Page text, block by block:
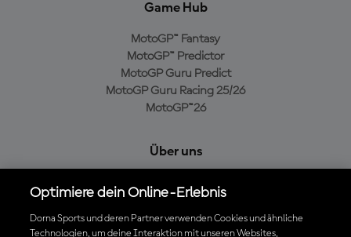
Game Hub
MotoGP™ Fantasy
MotoGP™ Predictor
MotoGP Guru Predict
MotoGP Guru Racing 25/26
MotoGP™26
Über uns
Cookie-Richtlinien
Geschäftsbedingungen
Optimiere dein Online-Erlebnis
Dorna Sports und deren Partner verwenden Cookies und ähnliche
Technologien, um deine Interaktion mit unseren Websites,